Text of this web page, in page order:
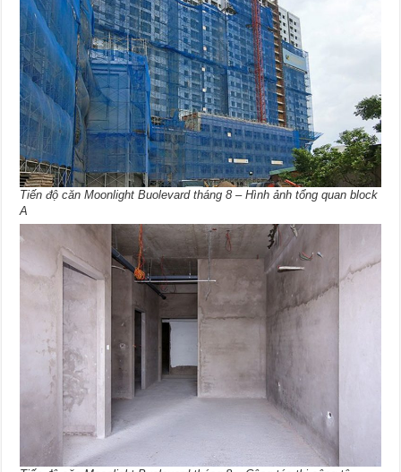
Tiến độ căn Moonlight Buolevard tháng 8 – Hình ảnh tổng quan block
A